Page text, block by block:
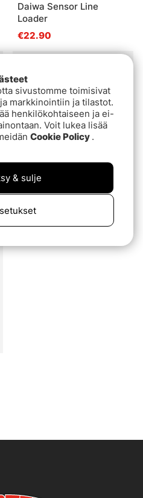
Daiwa Sensor Line
Loader
€22.90
€6.80
sivustomme toimisivat
markkinointiin ja tilastot.
henkilökohtaiseen ja ei-
Voit lukea lisää
Cookie Policy .
& sulje